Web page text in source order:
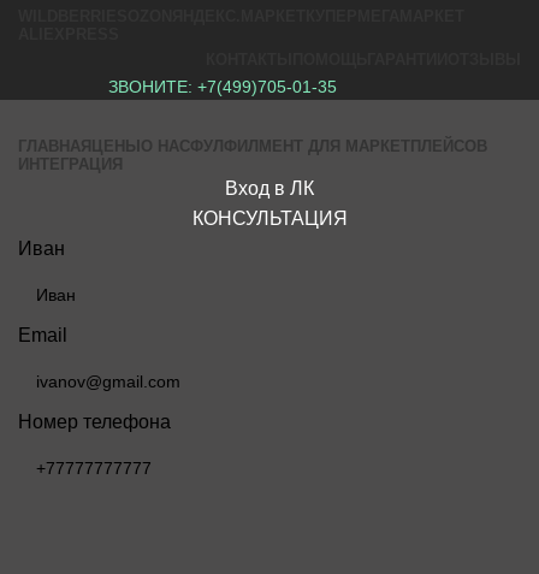
ЗВОНИТЕ:+7(499)705-01-35
ГЛАВНАЯ ЦЕНЫ О НАСФУЛФИЛМЕНТ ДЛЯ МАРКЕТПЛЕЙСОВ
ИНТЕГРАЦИЯ
Вход в ЛК
КОНСУЛЬТАЦИЯ
Иван
Email
Номер телефона